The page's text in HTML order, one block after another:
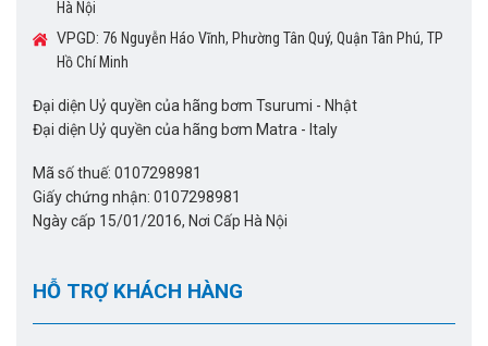
Hà Nội
VPGD: 76 Nguyễn Háo Vĩnh, Phường Tân Quý, Quận Tân Phú, TP
Hồ Chí Minh
Đại diện Uỷ quyền của hãng bơm Tsurumi - Nhật
Đại diện Uỷ quyền của hãng bơm Matra - Italy
Mã số thuế: 0107298981
Giấy chứng nhận: 0107298981
Ngày cấp 15/01/2016, Nơi Cấp Hà Nội
HỖ TRỢ KHÁCH HÀNG